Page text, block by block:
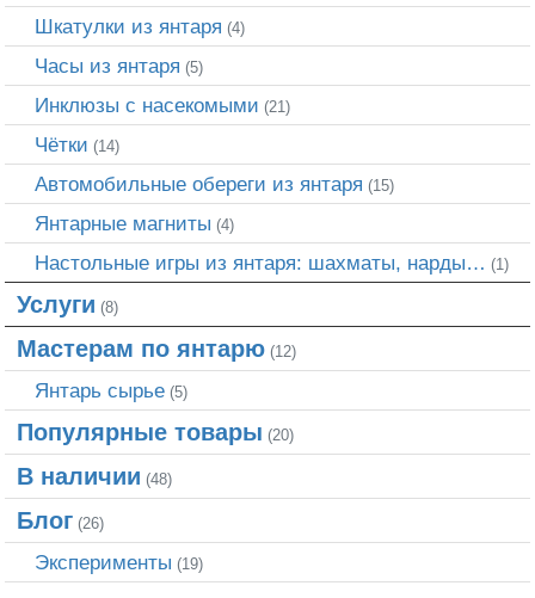
Шкатулки из янтаря (4)
Часы из янтаря (5)
Инклюзы с насекомыми (21)
Чётки (14)
Автомобильные обереги из янтаря (15)
Янтарные магниты (4)
Настольные игры из янтаря: шахматы, нарды… (1)
Услуги (8)
Мастерам по янтарю (12)
Янтарь сырье (5)
Популярные товары (20)
В наличии (48)
Блог (26)
Эксперименты (19)